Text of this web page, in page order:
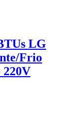
LG
Frio
220V